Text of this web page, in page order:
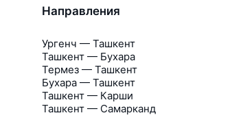
Направления
Ургенч — Ташкент
Ташкент — Бухара
Термез — Ташкент
Бухара — Ташкент
Ташкент — Карши
Ташкент — Самарканд